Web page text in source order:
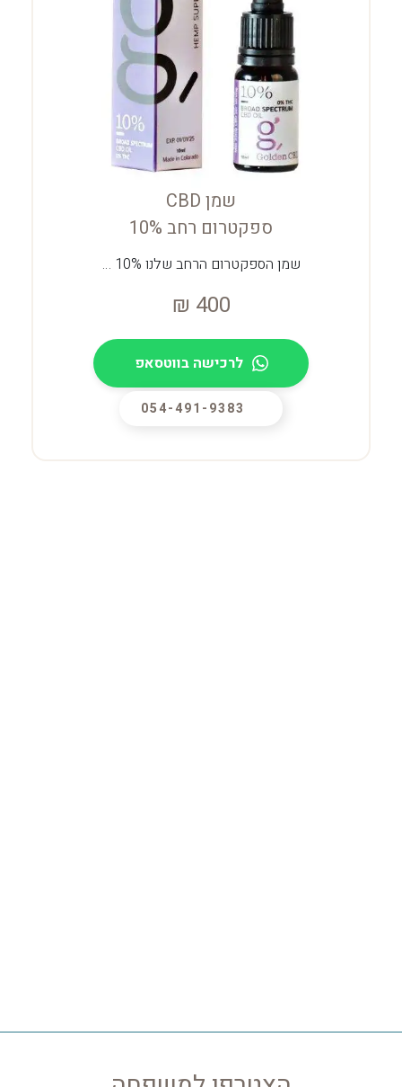
שמן CBD
ספקטרום רחב 10%
שמן הספקטרום הרחב שלנו 10% …
₪ 400
לרכישה בווטסאפ